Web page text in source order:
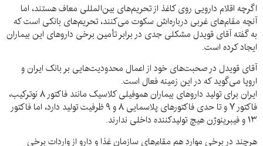
اگرچه اقلام دارویی روی کاغذ از تحریم‌های بین‌المللی معاف هستند، اما
آنچه مقام‌های غربی درباره‌اش سکوت می‌کنند، تحریم‌های بانکی است که
به گفته آقای قویدل مشکلی جدی در برابر تأمین برخی داروهای این بیماران
ایجاد کرده است.
آقای قویدل در صحبت‌های خود از اعمال محدودیت‌هایی بر بانک ایران و
اروپا می‌گوید که در این زمینه فعال است.
ایران برای تولید داروهای بیماران هموفیلی کلاسیک مانند فاکتور ۸ نوترکیب،
فاکتور ۷ و تا حدی فاکتورهای پلاسمایی ۸ و ۹ ظرفیت تولید دارد، اما فاکتور
۱۳ و فیبرینوژن هیچ تولیدکننده داخلی ندارند.
هرچند در برخی موارد هم مقام‌های سازمان غذا و دارو از واردات برخی